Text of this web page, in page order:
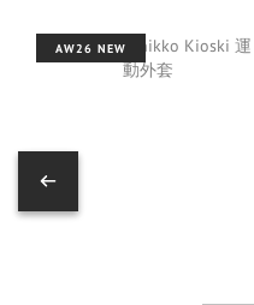
AW26 NEW